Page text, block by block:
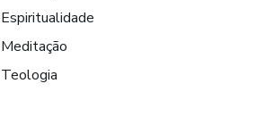
Espiritualidade
Meditação
Teologia